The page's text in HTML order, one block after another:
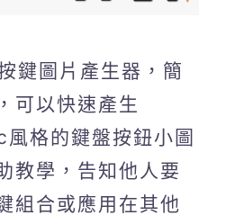
鍵圖片產生器，簡
可以快速產生
格的鍵盤按鈕小圖
教學，告知他人要
組合或應用在其他